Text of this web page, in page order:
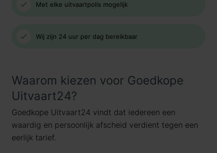
Met elke uitvaartpolis mogelijk
Wij zijn 24 uur per dag bereikbaar
Waarom kiezen voor Goedkope
Uitvaart24?
Goedkope Uitvaart24 vindt dat iedereen een
waardig en persoonlijk afscheid verdient tegen een
eerlijk tarief.